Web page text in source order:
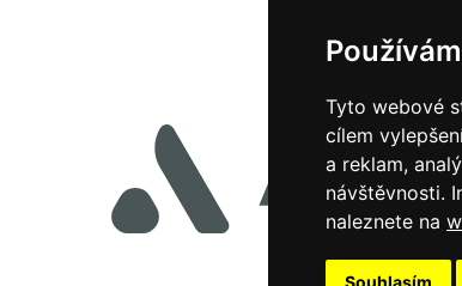
Tyto webové
cílem
a reklam,
návštěvnosti.
naleznete na
Souhlasím